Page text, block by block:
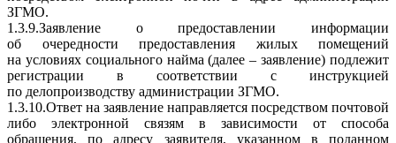
ЗГМО.
1.3.9.Заявление о предоставлении информации
об очередности предоставления жилых помещений
на условиях социального найма (далее – заявление) подлежит
регистрации в соответствии с инструкцией
по делопроизводству администрации ЗГМО.
1.3.10.Ответ на заявление направляется посредством почтовой
либо электронной связям в зависимости от способа
обращения, по адресу заявителя, указанном в поданном